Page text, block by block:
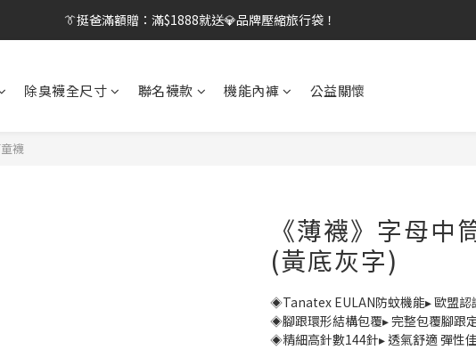
👔挺爸行動：全館襪款【最低$149起】✨立即下單！
【刷卡/電子支付限定】下單送✨WARX品牌質感杯袋！
👔挺爸行動：全館襪款【最低$149起】✨立即下單！
除臭襪全尺寸 聯名襪款 機能內褲 公益關懷
襪
《薄襪》字母中
(黃底灰字)
◈Tanatex EULAN防蚊機能▸ 歐盟認
◈腳跟環形結構包覆▸ 完整包覆腳跟
◈精細高針數144針▸ 透氣舒適 彈性